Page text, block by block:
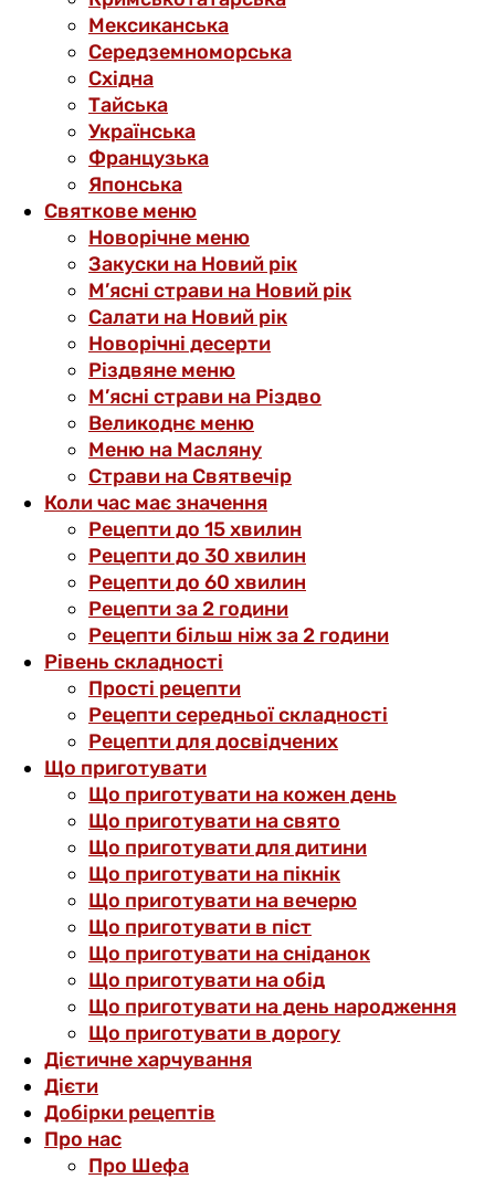
Мексиканська
Середземноморська
Східна
Тайська
Українська
Французька
Японська
Святкове меню
Новорічне меню
Закуски на Новий рік
М’ясні страви на Новий рік
Салати на Новий рік
Новорічні десерти
Різдвяне меню
М’ясні страви на Різдво
Великоднє меню
Меню на Масляну
Страви на Святвечір
Коли час має значення
Рецепти до 15 хвилин
Рецепти до 30 хвилин
Рецепти до 60 хвилин
Рецепти за 2 години
Рецепти більш ніж за 2 години
Рівень складності
Прості рецепти
Рецепти середньої складності
Рецепти для досвідчених
Що приготувати
Що приготувати на кожен день
Що приготувати на свято
Що приготувати для дитини
Що приготувати на пікнік
Що приготувати на вечерю
Що приготувати в піст
Що приготувати на сніданок
Що приготувати на обід
Що приготувати на день народження
Що приготувати в дорогу
Дієтичне харчування
Дієти
Добірки рецептів
Про нас
Про Шефа